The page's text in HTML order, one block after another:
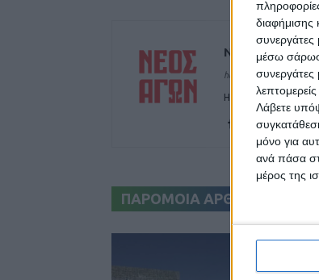
διαφήμισης
συνεργάτες
μέσω
Λάβετε
μόνο για
ανά πάσα
μέρος της
ΝΕΟΣ ΑΓΩΝ
https://neosagon.gr
Η Αρχαιότερη
ΠΑΡΟΜΟΙΑ ΑΡΘΡΑ